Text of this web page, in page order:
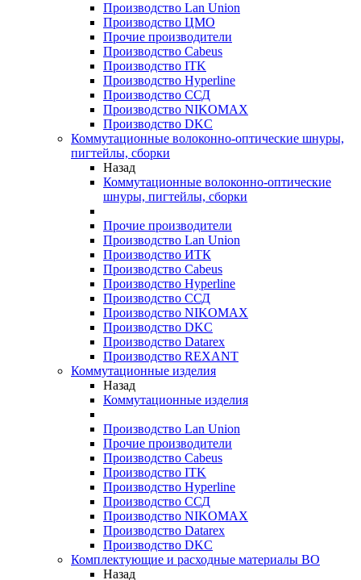
Производство Lan Union
Производство ЦМО
Прочие производители
Производство Cabeus
Производство ITK
Производство Hyperline
Производство ССД
Производство NIKOMAX
Производство DKC
Коммутационные волоконно-оптические шнуры,
пигтейлы, сборки
Назад
Коммутационные волоконно-оптические
шнуры, пигтейлы, сборки
Прочие производители
Производство Lan Union
Производство ИТК
Производство Cabeus
Производство Hyperline
Производство ССД
Производство NIKOMAX
Производство DKC
Производство Datarex
Производство REXANT
Коммутационные изделия
Назад
Коммутационные изделия
Производство Lan Union
Прочие производители
Производство Cabeus
Производство ITK
Производство Hyperline
Производство ССД
Производство NIKOMAX
Производство Datarex
Производство DKC
Комплектующие и расходные материалы ВО
Назад